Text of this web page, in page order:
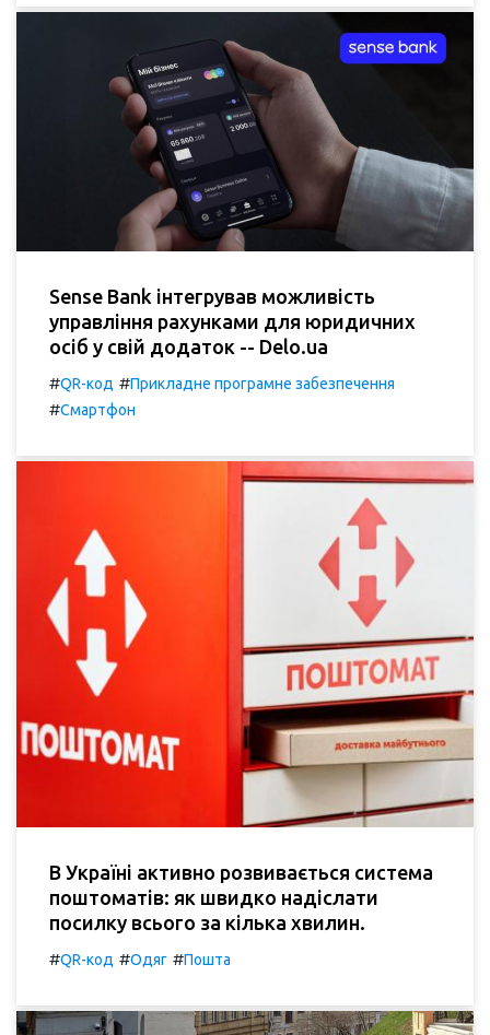
Sense Bank інтегрував можливість
управління рахунками для юридичних
осіб у свій додаток -- Delo.ua
#QR-код #Прикладне програмне забезпечення
#Смартфон
В Україні активно розвивається система
поштоматів: як швидко надіслати
посилку всього за кілька хвилин.
#QR-код #Одяг #Пошта